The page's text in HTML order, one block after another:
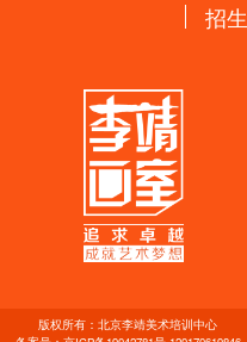
招生
版权所有：北京李靖美术培训中心